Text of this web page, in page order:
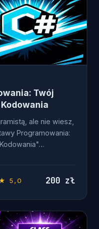
Twój
ale nie wiesz,
Programowania:
5,0 200 zł